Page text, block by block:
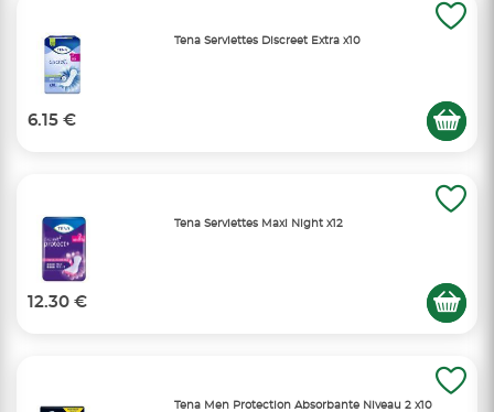
Tena Serviettes Discreet Extra x10
6.15 €
Tena Serviettes Maxi Night x12
12.30 €
Tena Men Protection Absorbante Niveau 2 x10